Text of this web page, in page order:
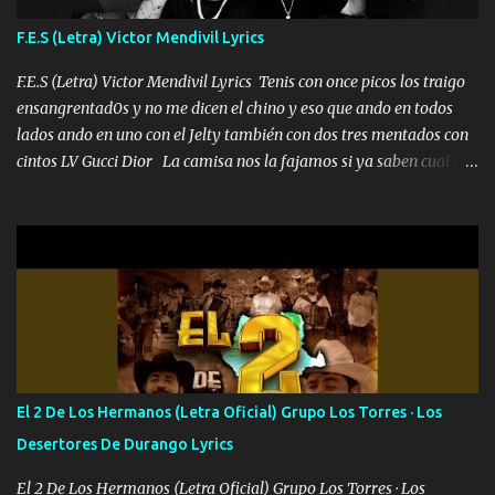
yo tengo el control a todos yo les paro el dedo soy hocicon un
malcriado un malandrón Que Les importa no saben nada falsas
las risas las que me miran hay gente corriente no quieren ve...
F.E.S (Letra) Victor Mendivil Lyrics
F.E.S (Letra) Victor Mendivil Lyrics Tenis con once picos los traigo
ensangrentad0s y no me dicen el chino y eso que ando en todos
lados ando en uno con el Jelty también con dos tres mentados con
cintos LV Gucci Dior La camisa nos la fajamos si ya saben cual es
estándares 110 mil records de pistas no me falta mucho para
verme en las revistas Ya pasé Italia Japón Madrid Milán y también
Francia ropa de 100.000 bolas Louis vuitton es mi fragancia
repleta de presidentes la bolsa estoy en mi pic si no se han dado
cuenta chequeen gráficas del kitch
El 2 De Los Hermanos (Letra Oficial) Grupo Los Torres · Los
Desertores De Durango Lyrics
El 2 De Los Hermanos (Letra Oficial) Grupo Los Torres · Los